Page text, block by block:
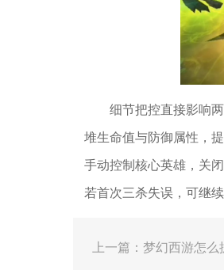
细节把控直接影响
堆生命值与防御属性，
手动控制核心英雄，关
若首次三杀失误，可继
上一篇：梦幻西游怎么